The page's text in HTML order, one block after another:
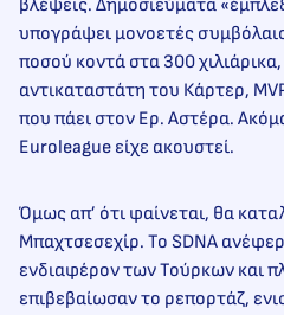
βλέψεις. Δημοσιεύματα
υπογράψει μονοετές
ποσού κοντά στα 300
αντικαταστάτη του Κάρτερ,
που πάει στον Ερ. Αστέρα.
Euroleague είχε ακουστεί.
Όμως απ’ ότι φαίνεται, θα
Μπαχτσεσεχίρ. Το SDNA
ενδιαφέρον των Τούρκων και
επιβεβαίωσαν το ρεπορτάζ,